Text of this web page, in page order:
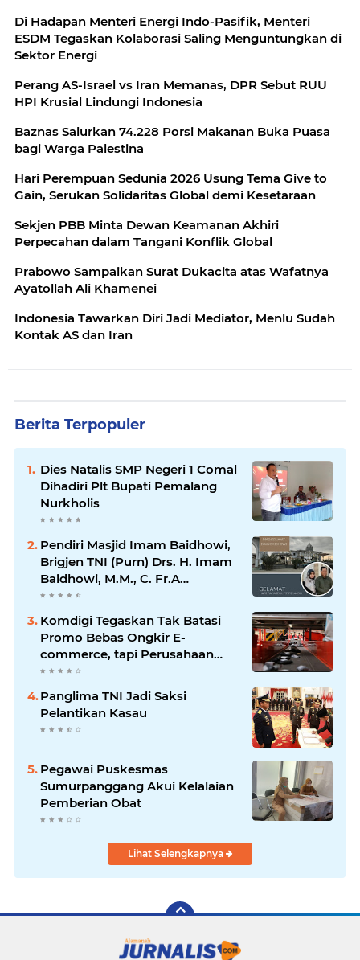
Di Hadapan Menteri Energi Indo-Pasifik, Menteri
ESDM Tegaskan Kolaborasi Saling Menguntungkan di
Sektor Energi
Perang AS-Israel vs Iran Memanas, DPR Sebut RUU
HPI Krusial Lindungi Indonesia
Baznas Salurkan 74.228 Porsi Makanan Buka Puasa
bagi Warga Palestina
Hari Perempuan Sedunia 2026 Usung Tema Give to
Gain, Serukan Solidaritas Global demi Kesetaraan
Sekjen PBB Minta Dewan Keamanan Akhiri
Perpecahan dalam Tangani Konflik Global
Prabowo Sampaikan Surat Dukacita atas Wafatnya
Ayatollah Ali Khamenei
Indonesia Tawarkan Diri Jadi Mediator, Menlu Sudah
Kontak AS dan Iran
Berita Terpopuler
Dies Natalis SMP Negeri 1 Comal
Dihadiri Plt Bupati Pemalang
Nurkholis
Pendiri Masjid Imam Baidhowi,
Brigjen TNI (Purn) Drs. H. Imam
Baidhowi, M.M., C. Fr.A
Mengucapkan Selamat Idul Fitri
Komdigi Tegaskan Tak Batasi
Promo Bebas Ongkir E-
commerce, tapi Perusahaan
Kurir
Panglima TNI Jadi Saksi
Pelantikan Kasau
Pegawai Puskesmas
Sumurpanggang Akui Kelalaian
Pemberian Obat
Lihat Selengkapnya